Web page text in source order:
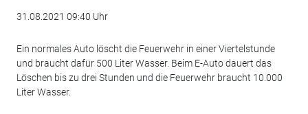
31.08.2021 09:40 Uhr
Ein normales Auto löscht die Feuerwehr in einer Viertelstunde
und braucht dafür 500 Liter Wasser. Beim E-Auto dauert das
Löschen bis zu drei Stunden und die Feuerwehr braucht 10.000
Liter Wasser.